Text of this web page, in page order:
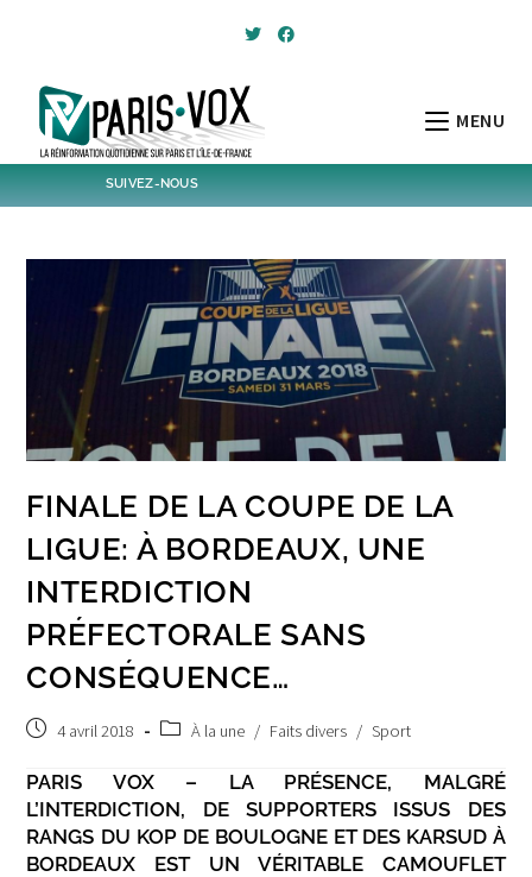
MENU
SUIVEZ-NOUS
Post 6,370 Post
FINALE DE LA COUPE DE LA
LIGUE: À BORDEAUX, UNE
INTERDICTION
PRÉFECTORALE SANS
CONSÉQUENCE…
Post4 avril 2018
PostÀ la une / Faits divers / Sport
PARIS VOX – LA PRÉSENCE, MALGRÉ
L’INTERDICTION, DE SUPPORTERS ISSUS DES
RANGS DU KOP DE BOULOGNE ET DES KARSUD À
BORDEAUX EST UN VÉRITABLE CAMOUFLET